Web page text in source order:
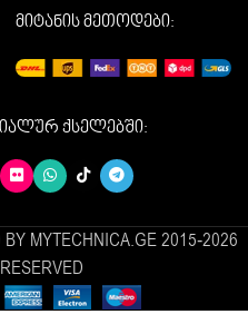
მიტანის მეთოდები:
ქსელებში:
MYTECHNICA.GE 2015-2026